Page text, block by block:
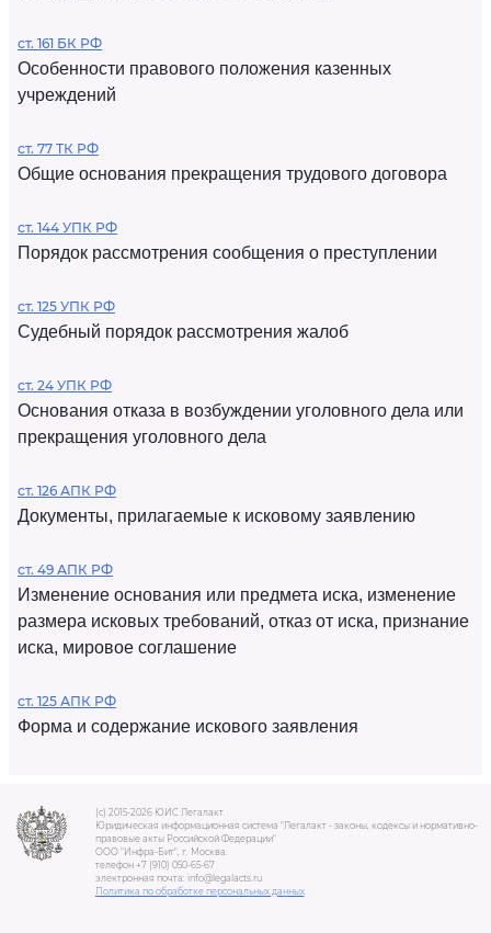
ст. 161 БК РФ
Особенности правового положения казенных
учреждений
ст. 77 ТК РФ
Общие основания прекращения трудового договора
ст. 144 УПК РФ
Порядок рассмотрения сообщения о преступлении
ст. 125 УПК РФ
Судебный порядок рассмотрения жалоб
ст. 24 УПК РФ
Основания отказа в возбуждении уголовного дела или
прекращения уголовного дела
ст. 126 АПК РФ
Документы, прилагаемые к исковому заявлению
ст. 49 АПК РФ
Изменение основания или предмета иска, изменение
размера исковых требований, отказ от иска, признание
иска, мировое соглашение
ст. 125 АПК РФ
Форма и содержание искового заявления
(c) 2015-2026 ЮИС Легалакт
Юридическая информационная система "Легалакт - законы, кодексы и нормативно-
правовые акты Российской Федерации"
ООО "Инфра-Бит", г. Москва.
телефон +7 (910) 050-65-67
электронная почта: info@legalacts.ru
Политика по обработке персональных данных